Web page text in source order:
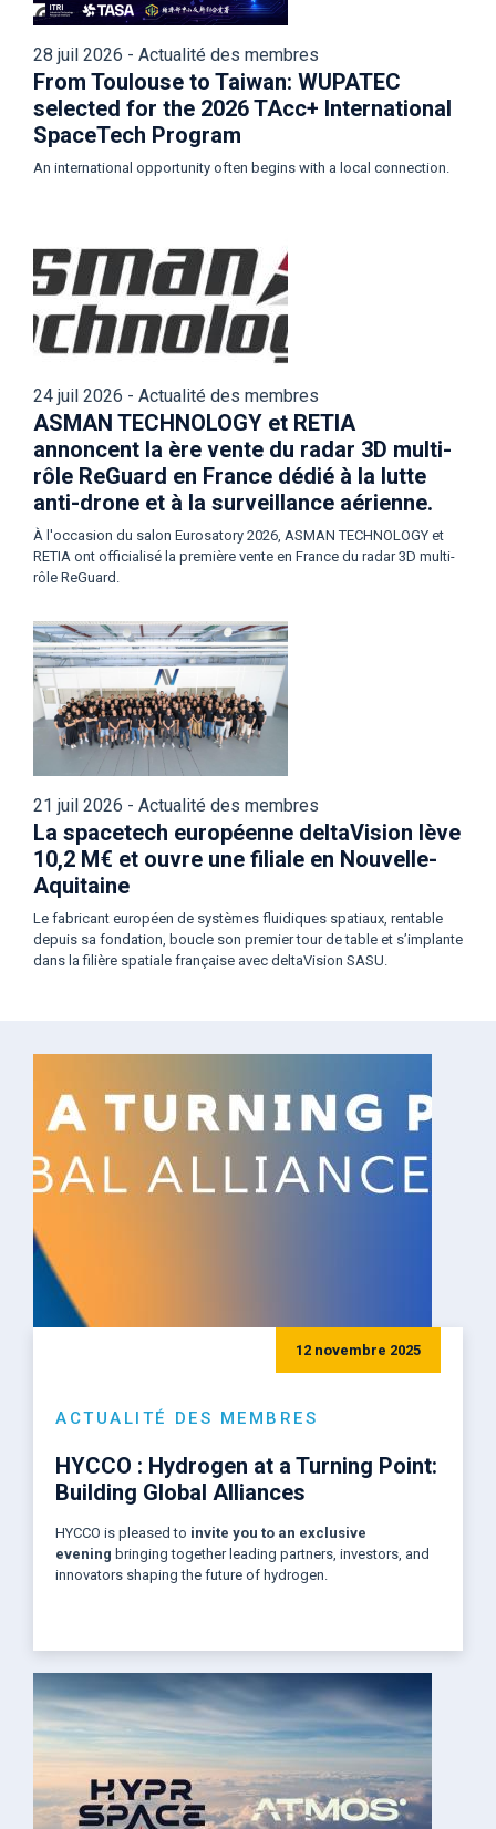
28 juil 2026 - Actualité des membres
From Toulouse to Taiwan: WUPATEC
selected for the 2026 TAcc+ International
SpaceTech Program
An international opportunity often begins with a local connection.
24 juil 2026 - Actualité des membres
ASMAN TECHNOLOGY et RETIA
annoncent la ère vente du radar 3D multi-
rôle ReGuard en France dédié à la lutte
anti-drone et à la surveillance aérienne.
À l'occasion du salon Eurosatory 2026, ASMAN TECHNOLOGY et
RETIA ont officialisé la première vente en France du radar 3D multi-
rôle ReGuard.
21 juil 2026 - Actualité des membres
La spacetech européenne deltaVision lève
10,2 M€ et ouvre une filiale en Nouvelle-
Aquitaine
Le fabricant européen de systèmes fluidiques spatiaux, rentable
depuis sa fondation, boucle son premier tour de table et s’implante
dans la filière spatiale française avec deltaVision SASU.
12 novembre 2025
ACTUALITÉ DES MEMBRES
HYCCO : Hydrogen at a Turning Point:
Building Global Alliances
HYCCO is pleased to invite you to an exclusive
evening bringing together leading partners, investors, and
innovators shaping the future of hydrogen.